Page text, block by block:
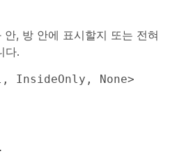
, 방 안에 표시할지 또는 전혀
다.
InsideOnly, None>